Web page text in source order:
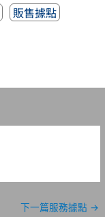
販售據點
下一篇服務據點 →